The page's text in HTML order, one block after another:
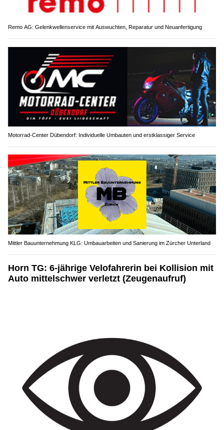
Remo AG: Gelenkwellenservice mit Auswuchten, Reparatur und Neuanfertigung
Motorrad-Center Dübendorf: Individuelle Umbauten und erstklassiger Service
Mittler Bauunternehmung KLG: Umbauarbeiten und Sanierung im Zürcher Unterland
Horn TG: 6-jährige Velofahrerin bei Kollision mit
Auto mittelschwer verletzt (Zeugenaufruf)